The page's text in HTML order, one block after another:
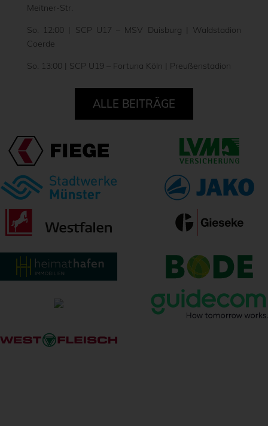
Meitner-Str.
So. 12:00 | SCP U17 – MSV Duisburg | Waldstadion
Coerde
So. 13:00 | SCP U19 – Fortuna Köln | Preußenstadion
ALLE BEITRÄGE